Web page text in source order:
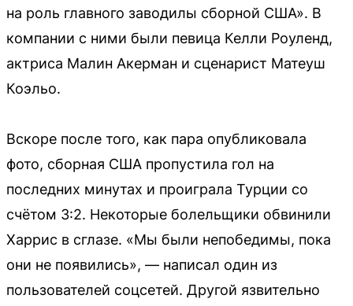
на роль главного заводилы сборной США». В
компании с ними были певица Келли Роуленд,
актриса Малин Акерман и сценарист Матеуш
Коэльо.
Вскоре после того, как пара опубликовала
фото, сборная США пропустила гол на
последних минутах и проиграла Турции со
счётом 3:2. Некоторые болельщики обвинили
Харрис в сглазе. «Мы были непобедимы, пока
они не появились», — написал один из
пользователей соцсетей. Другой язвительно